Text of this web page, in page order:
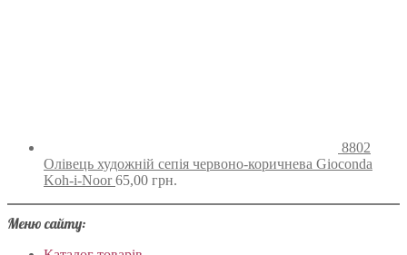
8802
Олівець художній сепія червоно-коричнева Gioconda
Koh-i-Noor 65,00 грн.
Меню сайту: